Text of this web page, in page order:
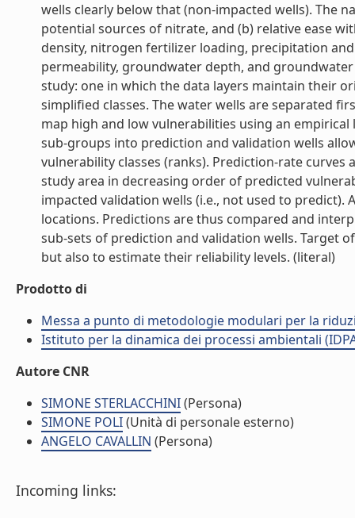
wells clearly below that (non-impacted wells). The
potential sources of nitrate, and (b) relative ease
density, nitrogen fertilizer loading, precipitation
permeability, groundwater depth, and
study: one in which the data layers maintain their
simplified classes. The water wells are separated
map high and low vulnerabilities using an
sub-groups into prediction and validation wells
vulnerability classes (ranks). Prediction-rate
study area in decreasing order of predicted
impacted validation wells (i.e., not used to
locations. Predictions are thus compared and
sub-sets of prediction and validation wells. Target
but also to estimate their reliability levels. (literal)
Prodotto di
Messa a punto di metodologie modulari per la
Istituto per la dinamica dei processi ambientali
Autore CNR
SIMONE STERLACCHINI(Persona)
SIMONE POLI(Unità di personale esterno)
ANGELO CAVALLIN (Persona)
Incoming links: